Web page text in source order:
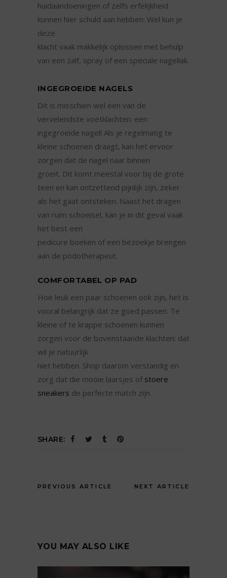
huidaandoeningen of zelfs erfelijkheid
kunnen hier schuld aan hebben. Wel kun je
deze
klacht vaak makkelijk oplossen met behulp
van een zalf, spray of een speciale nagellak.
INGEGROEIDE NAGELS
Dit is misschien wel een van de
vervelendste voetklachten: een
ingegroeide nagel! Als je regelmatig te
kleine schoenen draagt, kan het ervoor
zorgen dat de nagel naar binnen
groeit. Dit komt meestal voor bij de grote
teen en kan ontzettend pijnlijk zijn, zeker
als het gaat ontsteken. Naast het dragen
van ruim schoeisel, kan je in dit geval vaak
het best een
pedicure boeken of een bezoekje brengen
aan de podotherapeut.
COMFORTABEL OP PAD
Hoe leuk een paar schoenen ook zijn, het is
vooral belangrijk dat ze goed passen. Te
kleine of te krappe schoenen kunnen
zorgen voor de bovenstaande klachten: dat
wil je natuurlijk
niet hebben. Shop daarom verstandig en
zorg dat die mooie laarsjes of stoere
sneakers de perfecte match zijn.
SHARE:
PREVIOUS ARTICLE NEXT ARTICLE
YOU MAY ALSO LIKE